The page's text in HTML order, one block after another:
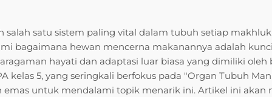
salah satu sistem paling vital dalam tubuh setiap
bagaimana hewan mencerna makanannya adalah
hayati dan adaptasi luar biasa yang dimiliki oleh
kelas 5, yang seringkali berfokus pada "Organ Tubuh
untuk mendalami topik menarik ini. Artikel ini akan